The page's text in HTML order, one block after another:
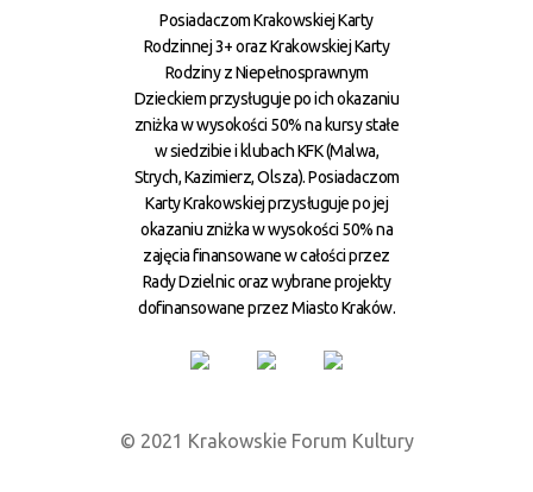
Posiadaczom Krakowskiej Karty
Rodzinnej 3+ oraz Krakowskiej Karty
Rodziny z Niepełnosprawnym
Dzieckiem przysługuje po ich okazaniu
zniżka w wysokości 50% na kursy stałe
w siedzibie i klubach KFK (Malwa,
Strych, Kazimierz, Olsza). Posiadaczom
Karty Krakowskiej przysługuje po jej
okazaniu zniżka w wysokości 50% na
zajęcia finansowane w całości przez
Rady Dzielnic oraz wybrane projekty
dofinansowane przez Miasto Kraków.
© 2021 Krakowskie Forum Kultury